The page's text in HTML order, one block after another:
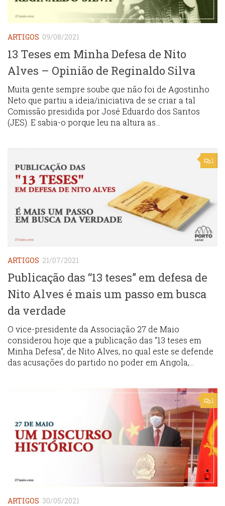
ARTIGOS 09/08/2021
13 Teses em Minha Defesa de Nito
Alves – Opinião de Reginaldo Silva
Muita gente sempre soube que não foi de Agostinho
Neto que partiu a ideia/iniciativa de se criar a tal
Comissão presidida por José Eduardo dos Santos
(JES). E sabia-o porque leu na altura as...
1
ARTIGOS 21/07/2021
Publicação das “13 teses” em defesa de
Nito Alves é mais um passo em busca
da verdade
O vice-presidente da Associação 27 de Maio
considerou hoje que a publicação das “13 teses em
Minha Defesa“, de Nito Alves, no qual este se defende
das acusações do partido no poder em Angola,...
1
ARTIGOS 30/05/2021